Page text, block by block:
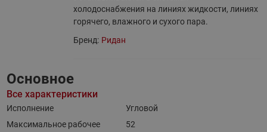
холодоснабжения на линиях жидкости, линиях
горячего, влажного и сухого пара.
Бренд: Ридан
Основное
Все характеристики
Исполнение
Угловой
Максимальное рабочее
52